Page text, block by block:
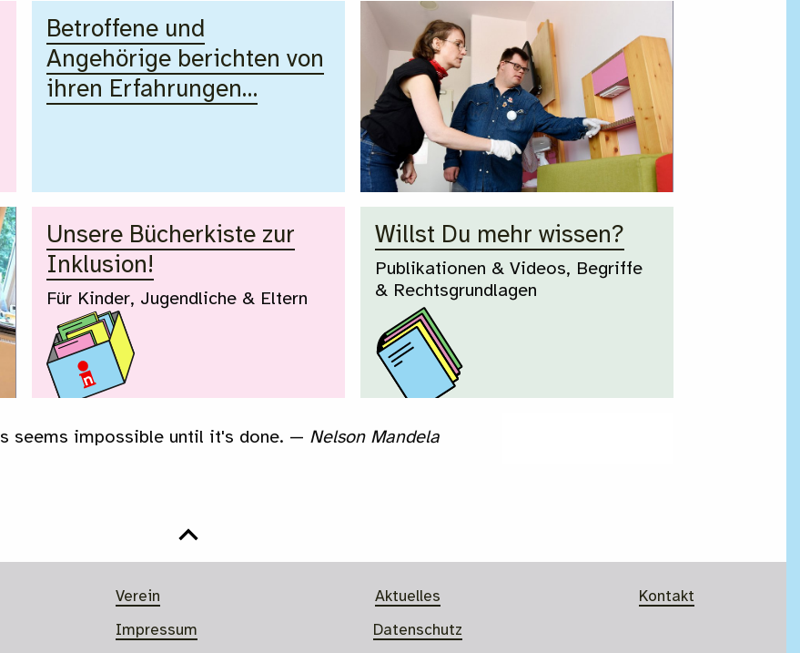
Betroffene und
Angehörige berichten von
ihren Erfahrungen…
Unsere Bücherkiste zur
Inklusion!
Für Kinder, Jugendliche & Eltern
Willst Du mehr wissen?
Publikationen & Videos, Begriffe
& Rechtsgrundlagen
seems impossible until it's done. — Nelson Mandela
Verein Aktuelles Kontakt
Impressum Datenschutz